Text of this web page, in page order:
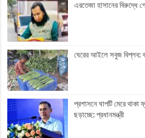
এরতেজা হাসানের বিরুদ্ধে
ঘেরের আইলে সবুজ বিপ্লব:
প্রশাসনে ঘাপটি মেরে থাকা
ছড়াচ্ছে: প্রধানমন্ত্রী